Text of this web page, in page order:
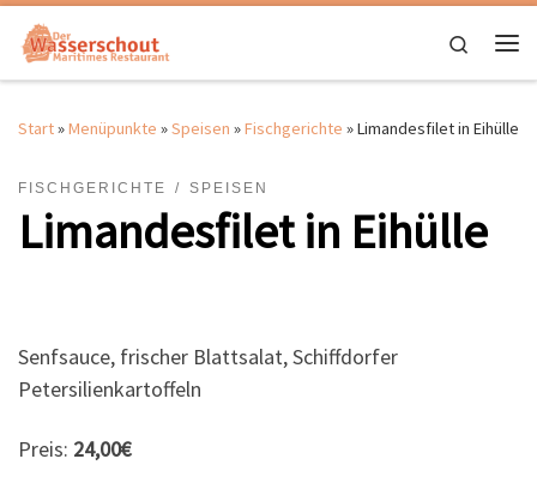
Zum Inhalt springen
Search
Start»Menüpunkte »Speisen »Fischgerichte »Limandesfilet in Eihülle
FISCHGERICHTE SPEISEN
Limandesfilet in Eihülle
Senfsauce, frischer Blattsalat, Schiffdorfer
Petersilienkartoffeln
Preis: 24,00€